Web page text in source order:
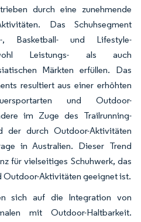
durch eine zunehmende
Das Schuhsegment
, Basketball- und Lifestyle-
Leistungs- als auch
Märkten erfüllen. Das
resultiert aus einer erhöhten
und Outdoor-
im Zuge des Trailrunning-
der durch Outdoor-Aktivitäten
in Australien. Dieser Trend
für vielseitiges Schuhwerk, das
Outdoor-Aktivitäten geeignet ist.
sich auf die Integration von
mit Outdoor-Haltbarkeit.